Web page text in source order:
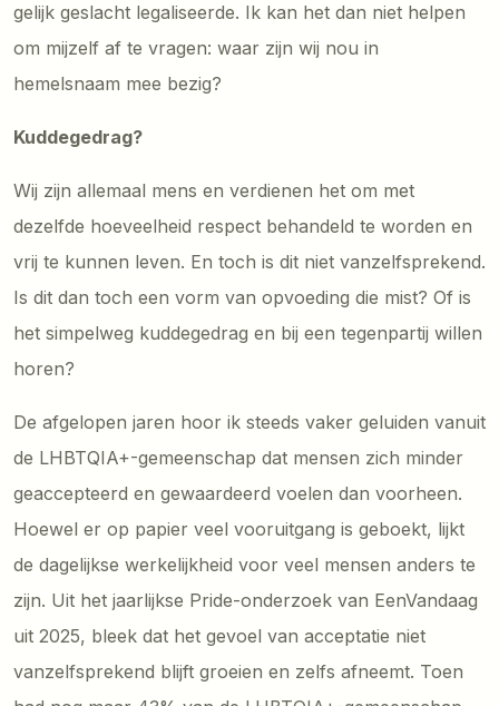
gelijk geslacht legaliseerde. Ik kan het dan niet helpen
om mijzelf af te vragen: waar zijn wij nou in
hemelsnaam mee bezig?
Kuddegedrag?
Wij zijn allemaal mens en verdienen het om met
dezelfde hoeveelheid respect behandeld te worden en
vrij te kunnen leven. En toch is dit niet vanzelfsprekend.
Is dit dan toch een vorm van opvoeding die mist? Of is
het simpelweg kuddegedrag en bij een tegenpartij willen
horen?
De afgelopen jaren hoor ik steeds vaker geluiden vanuit
de LHBTQIA+-gemeenschap dat mensen zich minder
geaccepteerd en gewaardeerd voelen dan voorheen.
Hoewel er op papier veel vooruitgang is geboekt, lijkt
de dagelijkse werkelijkheid voor veel mensen anders te
zijn. Uit het jaarlijkse Pride-onderzoek van EenVandaag
uit 2025, bleek dat het gevoel van acceptatie niet
vanzelfsprekend blijft groeien en zelfs afneemt. Toen